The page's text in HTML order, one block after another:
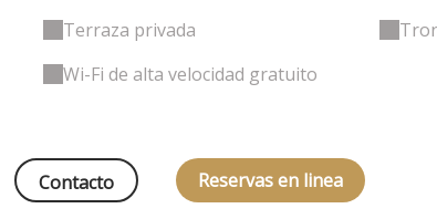
Terraza privada
Wi-Fi de alta velocidad gratuito
Contacto Reservas en linea